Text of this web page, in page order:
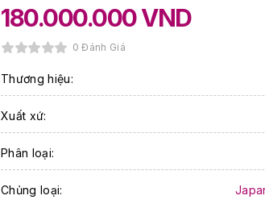
180.000.000VND
0 Đánh Giá
Thương hiệu:
Xuất xứ:
Phân loại:
Chủng loại: